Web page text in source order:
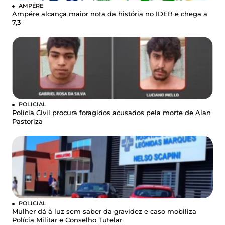
AMPÉRE
Ampére alcança maior nota da história no IDEB e chega a
7,3
POLICIAL
Polícia Civil procura foragidos acusados pela morte de Alan
Pastoriza
POLICIAL
Mulher dá à luz sem saber da gravidez e caso mobiliza
Polícia Militar e Conselho Tutelar